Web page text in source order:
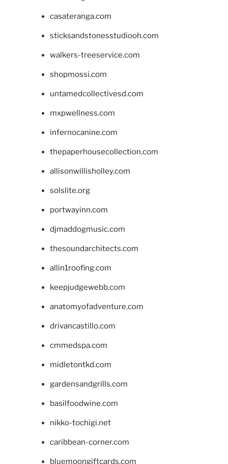
casateranga.com
sticksandstonesstudiooh.com
walkers-treeservice.com
shopmossi.com
untamedcollectivesd.com
mxpwellness.com
infernocanine.com
thepaperhousecollection.com
allisonwillisholley.com
solslite.org
portwayinn.com
djmaddogmusic.com
thesoundarchitects.com
allin1roofing.com
keepjudgewebb.com
anatomyofadventure.com
drivancastillo.com
cmmedspa.com
midletontkd.com
gardensandgrills.com
basilfoodwine.com
nikko-tochigi.net
caribbean-corner.com
bluemoongiftcards.com